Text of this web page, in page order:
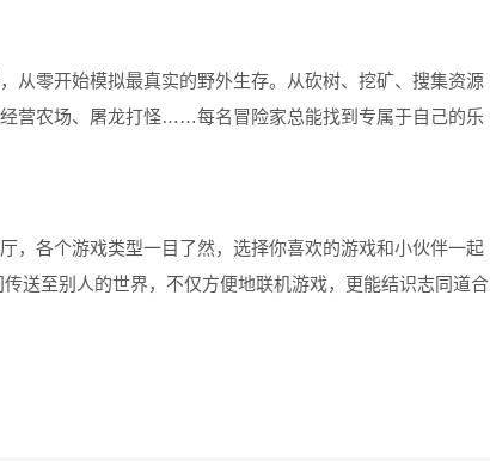
从零开始模拟最真实的野外生存。从砍树、挖矿、搜集资源
营农场、屠龙打怪……每名冒险家总能找到专属于自己的乐
，各个游戏类型一目了然，选择你喜欢的游戏和小伙伴一起
送至别人的世界，不仅方便地联机游戏，更能结识志同道合